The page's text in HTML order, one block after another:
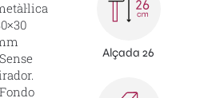
Alçada 26